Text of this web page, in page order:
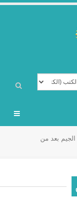
بعد من